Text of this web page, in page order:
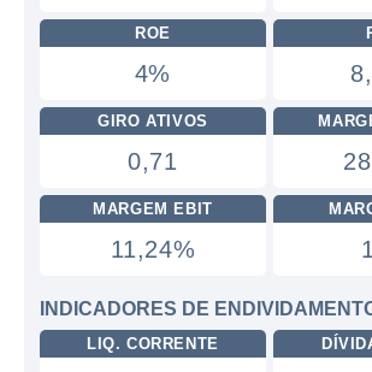
ROE
4%
GIRO ATIVOS
0,71
MARGEM EBIT
11,24%
INDICADORES DE
LIQ. CORRENTE